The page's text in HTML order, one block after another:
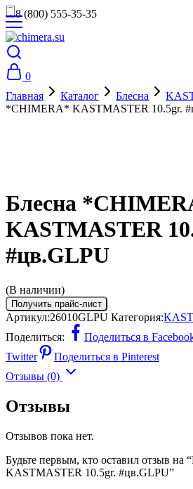
8 (800) 555-35-35
0
Главная
Каталог Блесна
*CHIMERA* KASTMASTER 10.5gr.
Блесна
KASTMASTER
#цв.GLPU
(В наличии)
Получить прайс-лист
Артикул:26010GLPU Категория:
Поделиться:
Поделиться в
Twitter
Поделиться в Pinterest
Отзывы (0)
Отзывы
Отзывов пока нет.
Будьте первым, кто оставил отзыв
KASTMASTER 10.5gr. #цв.GLPU”